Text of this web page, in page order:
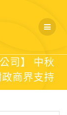
司】 中秋
商界支持